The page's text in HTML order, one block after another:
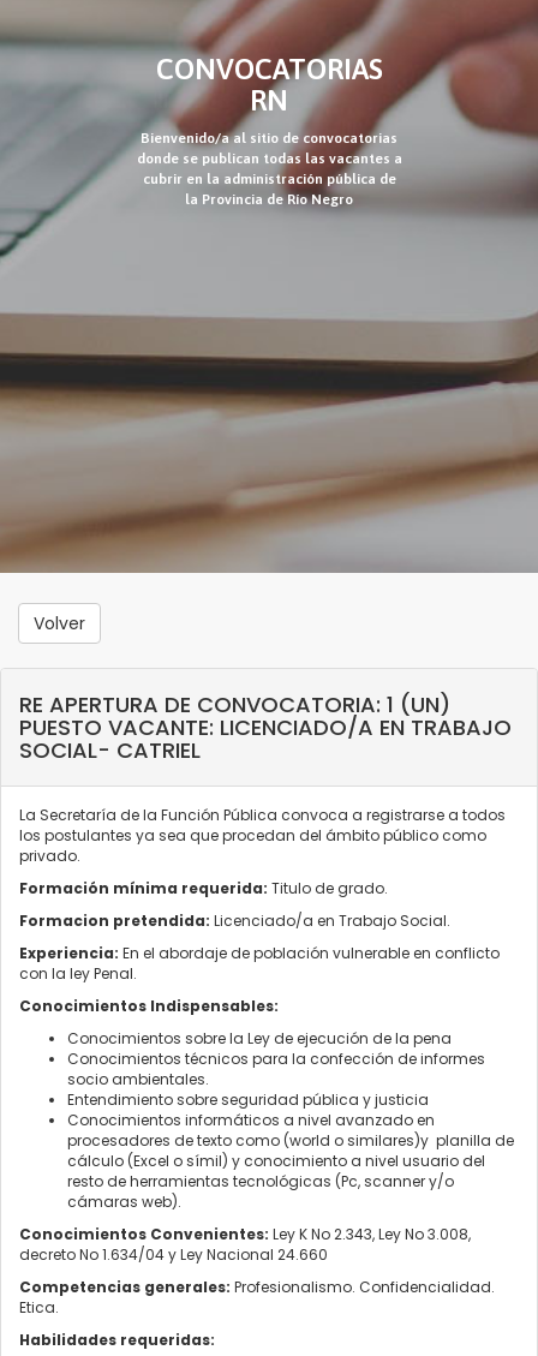
CONVOCATORIAS
RN
Bienvenido/a al sitio de convocatorias
donde se publican todas las vacantes a
cubrir en la administración pública de
la Provincia de Río Negro
Volver
RE APERTURA DE CONVOCATORIA: 1 (UN)
PUESTO VACANTE: LICENCIADO/A EN TRABAJO
SOCIAL- CATRIEL
La Secretaría de la Función Pública convoca a registrarse a todos
los postulantes ya sea que procedan del ámbito público como
privado.
Formación mínima requerida: Titulo de grado.
Formacion pretendida: Licenciado/a en Trabajo Social.
Experiencia: En el abordaje de población vulnerable en conflicto
con la ley Penal.
Conocimientos Indispensables:
Conocimientos sobre la Ley de ejecución de la pena
Conocimientos técnicos para la confección de informes
socio ambientales.
Entendimiento sobre seguridad pública y justicia
Conocimientos informáticos a nivel avanzado en
procesadores de texto como (world o similares)y planilla de
cálculo (Excel o símil) y conocimiento a nivel usuario del
resto de herramientas tecnológicas (Pc, scanner y/o
cámaras web).
Conocimientos Convenientes: Ley K No 2.343, Ley No 3.008,
decreto No 1.634/04 y Ley Nacional 24.660
Competencias generales: Profesionalismo. Confidencialidad.
Etica.
Habilidades requeridas: